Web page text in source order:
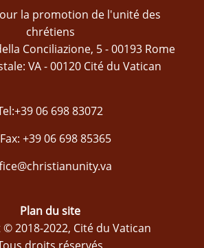
la promotion de l'unité des
chrétiens
Conciliazione, 5 - 00193 Rome
VA - 00120 Cité du Vatican
06 698 83072
Fax: +39 06 698 85365
Plan du site
2018-2022, Cité du Vatican